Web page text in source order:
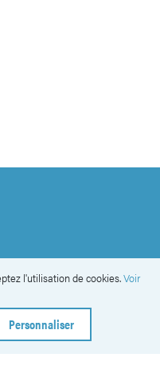
l'utilisation de cookies.Voir
Personnaliser